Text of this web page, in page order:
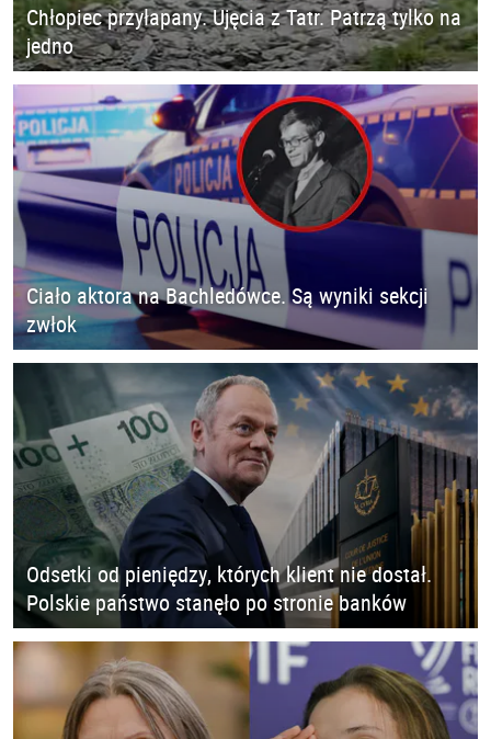
Chłopiec przyłapany. Ujęcia z Tatr. Patrzą tylko na
jedno
Ciało aktora na Bachledówce. Są wyniki sekcji
zwłok
Odsetki od pieniędzy, których klient nie dostał.
Polskie państwo stanęło po stronie banków